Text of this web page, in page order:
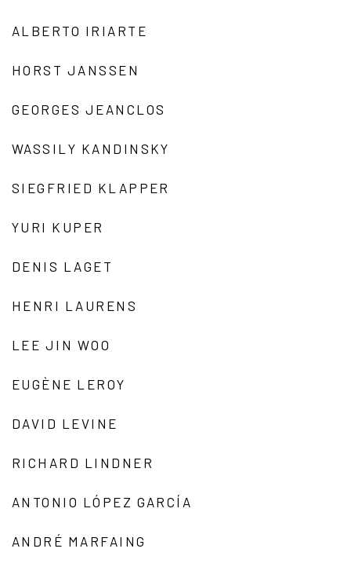
ALBERTO IRIARTE
HORST JANSSEN
GEORGES JEANCLOS
WASSILY KANDINSKY
SIEGFRIED KLAPPER
YURI KUPER
DENIS LAGET
HENRI LAURENS
LEE JIN WOO
EUGÈNE LEROY
DAVID LEVINE
RICHARD LINDNER
ANTONIO LÓPEZ GARCÍA
ANDRÉ MARFAING